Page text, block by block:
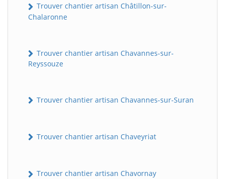
Trouver chantier artisan Châtillon-sur-
Chalaronne
Trouver chantier artisan Chavannes-sur-
Reyssouze
Trouver chantier artisan Chavannes-sur-Suran
Trouver chantier artisan Chaveyriat
Trouver chantier artisan Chavornay